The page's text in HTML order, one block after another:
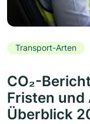
Transport-Arten
CO₂-
Fristen und
Überblick